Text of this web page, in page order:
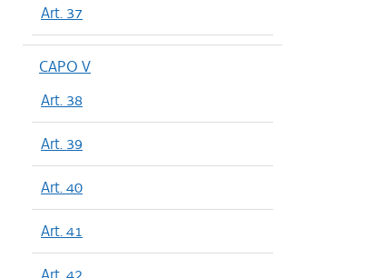
Art. 37
CAPO V
Art. 38
Art. 39
Art. 40
Art. 41